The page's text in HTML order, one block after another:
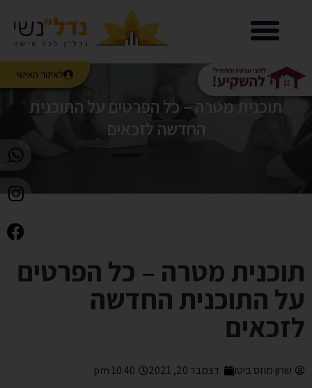
לאיזור האישי
תוכנית מטרה – כל הפרטים על התוכנית
החדשה לזכאים
תוכנית מטרה – כל הפרטים
על התוכנית החדשה
לזכאים
שרון מוזס ביטון דצמבר 20, 2021 10:40 pm